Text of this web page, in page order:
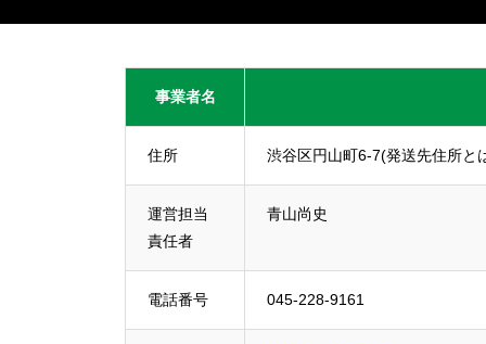
事業者名
住所 渋谷区円山町6-7(発送先住所と
運営担当
責任者
青山尚史
電話番号 045-228-9161